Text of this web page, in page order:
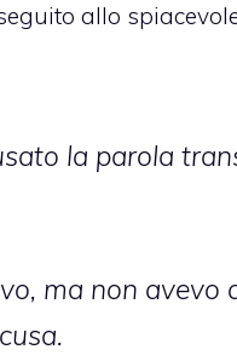
allo
la parola
ma non avevo